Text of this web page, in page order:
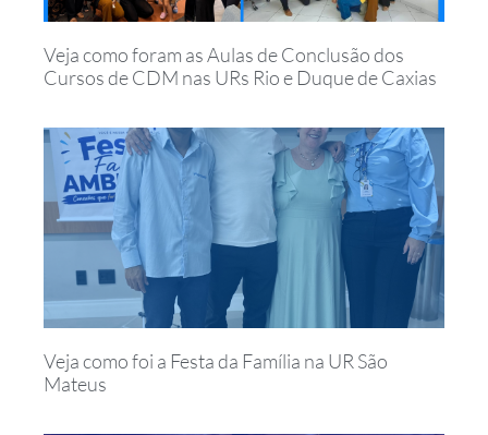
Veja como foram as Aulas de Conclusão dos
Cursos de CDM nas URs Rio e Duque de Caxias
Veja como foi a Festa da Família na UR São
Mateus